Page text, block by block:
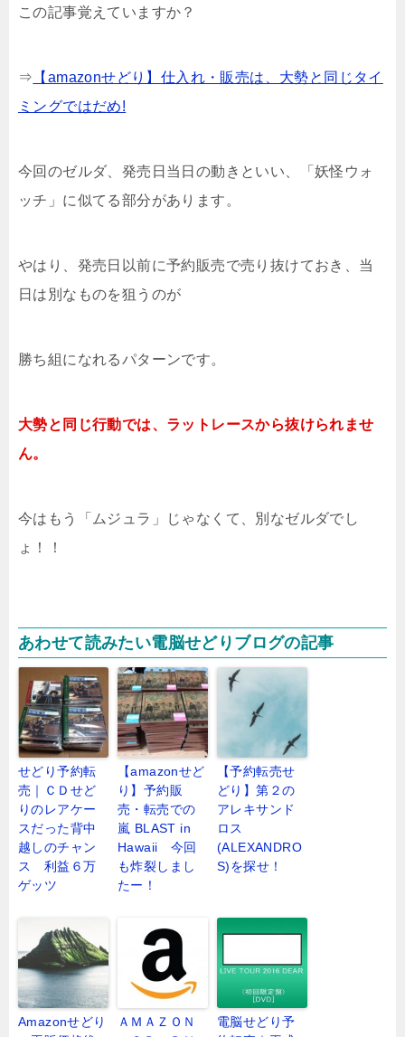
この記事覚えていますか？
⇒ 【amazonせどり】仕入れ・販売は、大勢と同じタイ
ミングではだめ!
今回のゼルダ、発売日当日の動きといい、「妖怪ウォ
ッチ」に似てる部分があります。
やはり、発売日以前に予約販売で売り抜けておき、当
日は別なものを狙うのが
勝ち組になれるパターンです。
大勢と同じ行動では、ラットレースから抜けられませ
ん。
今はもう「ムジュラ」じゃなくて、別なゼルダでし
ょ！！
あわせて読みたい電脳せどりブログの記事
せどり予約転
売｜ＣＤせど
りのレアケー
スだった背中
越しのチャン
ス 利益６万
ゲッツ
【amazonせど
り】予約販
売・転売での
嵐 BLAST in
Hawaii 今回
も炸裂しまし
たー！
【予約転売せ
どり】第２の
アレキサンド
ロス
(ALEXANDRO
S)を探せ！
Amazonせどり
ＡＭＡＺＯＮ
電脳せどり予